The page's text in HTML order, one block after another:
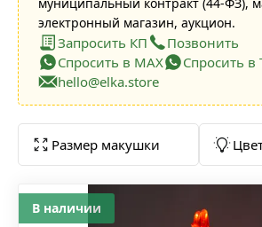
электронный магазин, аукцион.
Запросить КП
Позвонить
Спросить в MAX
Спросить в
hello@elka.store
Размер макушки
В наличии